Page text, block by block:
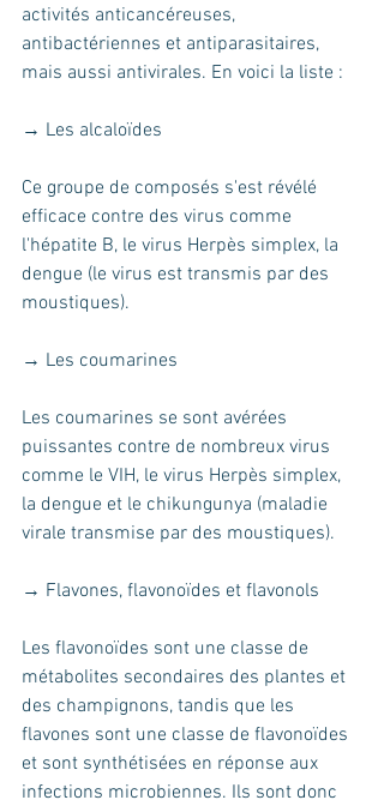
activités anticancéreuses,
antibactériennes et antiparasitaires,
mais aussi antivirales. En voici la liste :
→ Les alcaloïdes
Ce groupe de composés s'est révélé
efficace contre des virus comme
l'hépatite B, le virus Herpès simplex, la
dengue (le virus est transmis par des
moustiques).
→ Les coumarines
Les coumarines se sont avérées
puissantes contre de nombreux virus
comme le VIH, le virus Herpès simplex,
la dengue et le chikungunya (maladie
virale transmise par des moustiques).
→ Flavones, flavonoïdes et flavonols
Les flavonoïdes sont une classe de
métabolites secondaires des plantes et
des champignons, tandis que les
flavones sont une classe de flavonoïdes
et sont synthétisées en réponse aux
infections microbiennes. Ils sont donc